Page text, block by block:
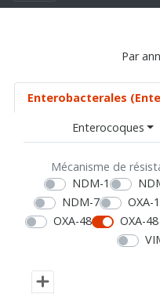
Par
Enterobacterales
Enterocoques
Mécanisme de
NDM-1
NDM-7
OXA-
OXA-48
OXA-